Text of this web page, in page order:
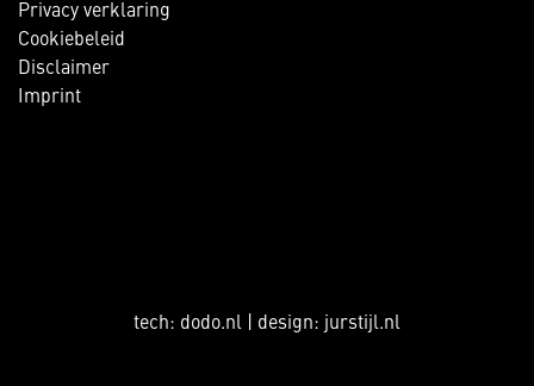
Privacy verklaring
Cookiebeleid
Disclaimer
Imprint
tech: dodo.nl design: jurstijl.nl